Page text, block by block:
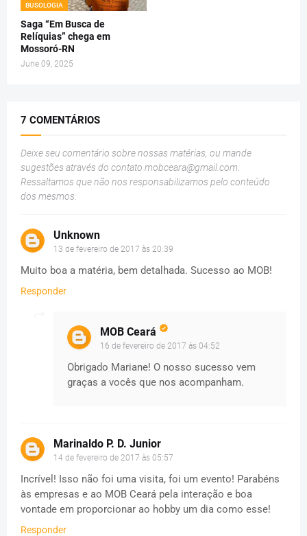
BUSOLOGIA
Saga “Em Busca de
Relíquias” chega em
Mossoró-RN
June 09, 2025
7 COMENTÁRIOS
Deixe seu comentário sobre nossas matérias, ou mande
sugestões através do contato mobceara@gmail.com
Ressaltamos que não nos responsabilizamos pelo conteúdo
dos mesmos.
Unknown
13 de fevereiro de 2017 às 20:39
Muito boa a matéria, bem detalhada. Sucesso ao MOB!
Responder
MOB Ceará
16 de fevereiro de 2017 às 04:52
Obrigado Mariane! O nosso sucesso vem
graças a vocês que nos acompanham.
Marinaldo P. D. Junior
14 de fevereiro de 2017 às 05:57
Incrível! Isso não foi uma visita, foi um evento! Parabéns
às empresas e ao MOB Ceará pela interação e boa
vontade em proporcionar ao hobby um dia como esse!
Responder